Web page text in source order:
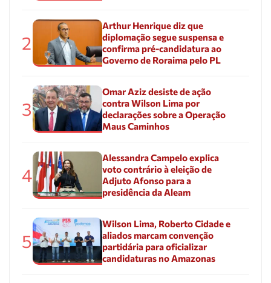
2
Arthur Henrique diz que
diplomação segue suspensa e
confirma pré-candidatura ao
Governo de Roraima pelo PL
3
Omar Aziz desiste de ação
contra Wilson Lima por
declarações sobre a Operação
Maus Caminhos
4
Alessandra Campelo explica
voto contrário à eleição de
Adjuto Afonso para a
presidência da Aleam
5
Wilson Lima, Roberto Cidade e
aliados marcam convenção
partidária para oficializar
candidaturas no Amazonas